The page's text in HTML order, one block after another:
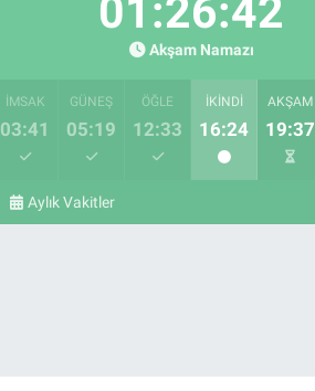
01:26:41
Akşam Namazı
İMSAK
03:41
GÜNEŞ
05:19
ÖĞLE
12:33
İKINDI
16:24
AKŞAM
19:37
Aylık Vakitler